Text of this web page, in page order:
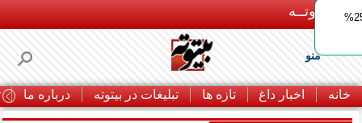
بـیتوتــه
منو
خانه اخبار داغ تازه ها تبلیغات در بیتوته درباره ما
ایمپلنت اقساطی با ضمانت مادام‌العمر+ 25%